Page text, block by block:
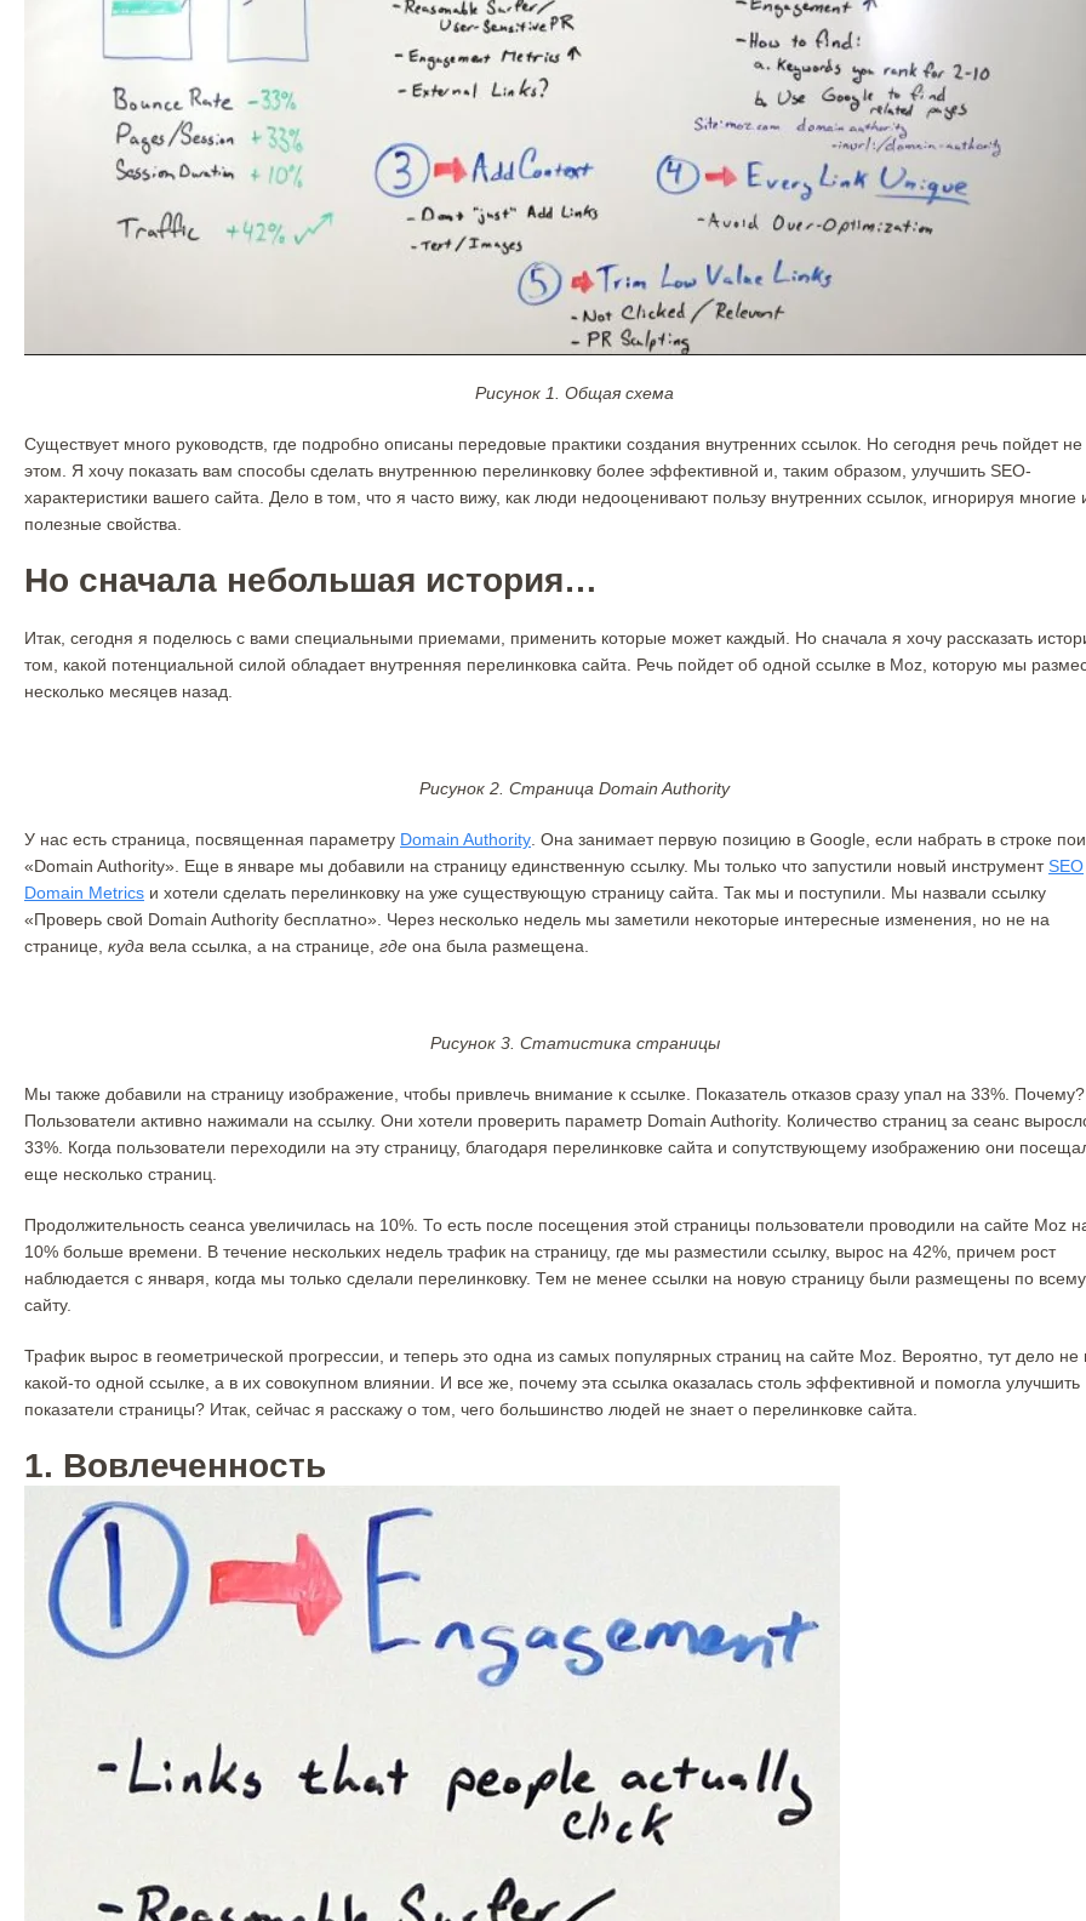
Рисунок 1. Общая схема
Существует много руководств, где подробно описаны передовые практики создания внутренних ссылок. Но сегодня речь пойдет
этом. Я хочу показать вам способы сделать внутреннюю перелинковку более эффективной и, таким образом, улучшить SEO-
характеристики вашего сайта. Дело в том, что я часто вижу, как люди недооценивают пользу внутренних ссылок, игнорируя многие
полезные свойства.
Но сначала небольшая история…
Итак, сегодня я поделюсь с вами специальными приемами, применить которые может каждый. Но сначала я хочу рассказать
том, какой потенциальной силой обладает внутренняя перелинковка сайта. Речь пойдет об одной ссылке в Moz, которую мы
несколько месяцев назад.
Рисунок 2. Страница Domain Authority
У нас есть страница, посвященная параметру Domain Authority . Она занимает первую позицию в Google, если набрать в строке
«Domain Authority». Еще в январе мы добавили на страницу единственную ссылку. Мы только что запустили новый инструментSEO
Domain Metrics и хотели сделать перелинковку на уже существующую страницу сайта. Так мы и поступили. Мы назвали ссылку
«Проверь свой Domain Authority бесплатно». Через несколько недель мы заметили некоторые интересные изменения, но не на
странице, куда вела ссылка, а на странице, где она была размещена.
Рисунок 3. Статистика страницы
Мы также добавили на страницу изображение, чтобы привлечь внимание к ссылке. Показатель отказов сразу упал на 33%. Почему?
Пользователи активно нажимали на ссылку. Они хотели проверить параметр Domain Authority. Количество страниц за сеанс
33%. Когда пользователи переходили на эту страницу, благодаря перелинковке сайта и сопутствующему изображению они
еще несколько страниц.
Продолжительность сеанса увеличилась на 10%. То есть после посещения этой страницы пользователи проводили на сайте Moz
10% больше времени. В течение нескольких недель трафик на страницу, где мы разместили ссылку, вырос на 42%, причем рост
наблюдается с января, когда мы только сделали перелинковку. Тем не менее ссылки на новую страницу были размещены по всему
сайту.
Трафик вырос в геометрической прогрессии, и теперь это одна из самых популярных страниц на сайте Moz. Вероятно, тут дело не
какой-то одной ссылке, а в их совокупном влиянии. И все же, почему эта ссылка оказалась столь эффективной и помогла улучшить
показатели страницы? Итак, сейчас я расскажу о том, чего большинство людей не знает о перелинковке сайта.
1. Вовлеченность